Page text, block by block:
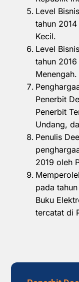
Level
tahun
Kecil.
Level
tahun
Menengah.
Penerbit
Penerbit
Undang,
Penulis
2019 oleh
pada
Buku
tercatat di